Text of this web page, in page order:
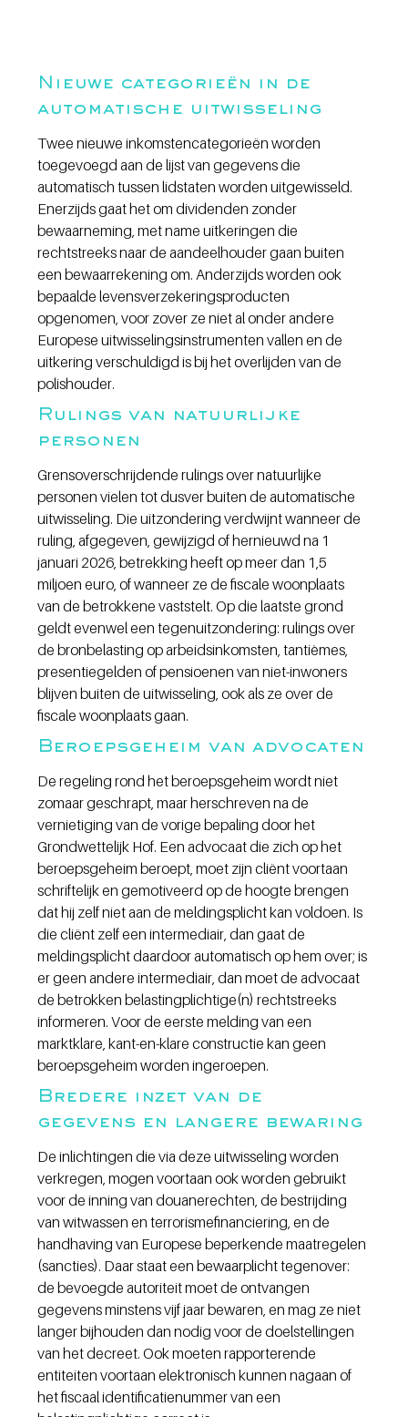
Nieuwe categorieën in de
automatische uitwisseling
Twee nieuwe inkomstencategorieën worden
toegevoegd aan de lijst van gegevens die
automatisch tussen lidstaten worden uitgewisseld.
Enerzijds gaat het om dividenden zonder
bewaarneming, met name uitkeringen die
rechtstreeks naar de aandeelhouder gaan buiten
een bewaarrekening om. Anderzijds worden ook
bepaalde levensverzekeringsproducten
opgenomen, voor zover ze niet al onder andere
Europese uitwisselingsinstrumenten vallen en de
uitkering verschuldigd is bij het overlijden van de
polishouder.
Rulings van natuurlijke
personen
Grensoverschrijdende rulings over natuurlijke
personen vielen tot dusver buiten de automatische
uitwisseling. Die uitzondering verdwijnt wanneer de
ruling, afgegeven, gewijzigd of hernieuwd na 1
januari 2026, betrekking heeft op meer dan 1,5
miljoen euro, of wanneer ze de fiscale woonplaats
van de betrokkene vaststelt. Op die laatste grond
geldt evenwel een tegenuitzondering: rulings over
de bronbelasting op arbeidsinkomsten, tantièmes,
presentiegelden of pensioenen van niet-inwoners
blijven buiten de uitwisseling, ook als ze over de
fiscale woonplaats gaan.
Beroepsgeheim van advocaten
De regeling rond het beroepsgeheim wordt niet
zomaar geschrapt, maar herschreven na de
vernietiging van de vorige bepaling door het
Grondwettelijk Hof. Een advocaat die zich op het
beroepsgeheim beroept, moet zijn cliënt voortaan
schriftelijk en gemotiveerd op de hoogte brengen
dat hij zelf niet aan de meldingsplicht kan voldoen. Is
die cliënt zelf een intermediair, dan gaat de
meldingsplicht daardoor automatisch op hem over; is
er geen andere intermediair, dan moet de advocaat
de betrokken belastingplichtige(n) rechtstreeks
informeren. Voor de eerste melding van een
marktklare, kant-en-klare constructie kan geen
beroepsgeheim worden ingeroepen.
Bredere inzet van de
gegevens en langere bewaring
De inlichtingen die via deze uitwisseling worden
verkregen, mogen voortaan ook worden gebruikt
voor de inning van douanerechten, de bestrijding
van witwassen en terrorismefinanciering, en de
handhaving van Europese beperkende maatregelen
(sancties). Daar staat een bewaarplicht tegenover:
de bevoegde autoriteit moet de ontvangen
gegevens minstens vijf jaar bewaren, en mag ze niet
langer bijhouden dan nodig voor de doelstellingen
van het decreet. Ook moeten rapporterende
entiteiten voortaan elektronisch kunnen nagaan of
het fiscaal identificatienummer van een